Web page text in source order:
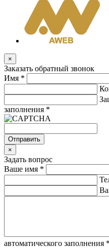
×
Заказать обратный звонок
Имя *
заполнения *
Отправить
×
Задать вопрос
Ваше имя *
автоматического заполнения *